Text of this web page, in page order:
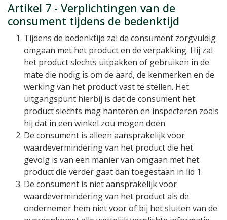
Artikel 7 - Verplichtingen van de
consument tijdens de bedenktijd
Tijdens de bedenktijd zal de consument zorgvuldig
omgaan met het product en de verpakking. Hij zal
het product slechts uitpakken of gebruiken in de
mate die nodig is om de aard, de kenmerken en de
werking van het product vast te stellen. Het
uitgangspunt hierbij is dat de consument het
product slechts mag hanteren en inspecteren zoals
hij dat in een winkel zou mogen doen.
De consument is alleen aansprakelijk voor
waardevermindering van het product die het
gevolg is van een manier van omgaan met het
product die verder gaat dan toegestaan in lid 1.
De consument is niet aansprakelijk voor
waardevermindering van het product als de
ondernemer hem niet voor of bij het sluiten van de